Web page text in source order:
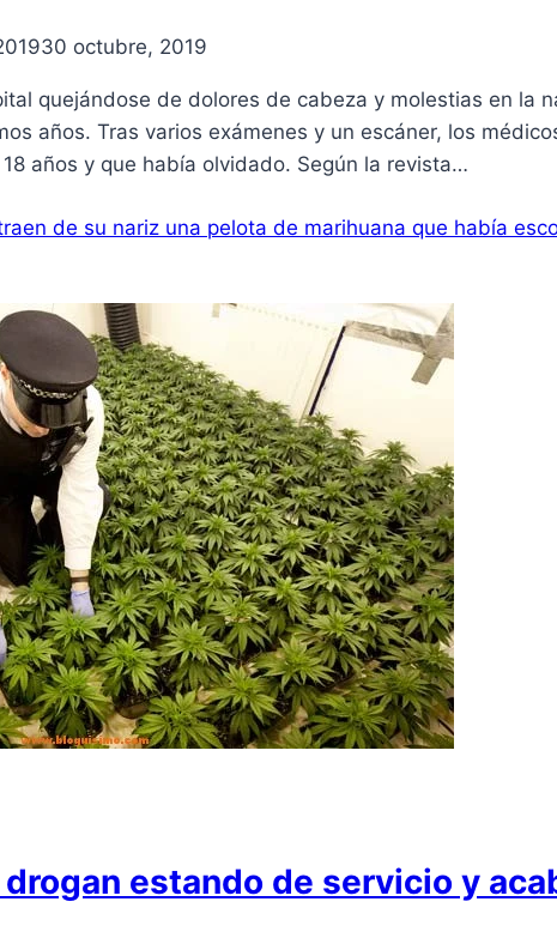
30 octubre, 2019
quejándose de dolores de cabeza y molestias en la
años. Tras varios exámenes y un escáner, los
años y que había olvidado. Según la revista…
de su nariz una pelota de marihuana que había
estando de servicio y